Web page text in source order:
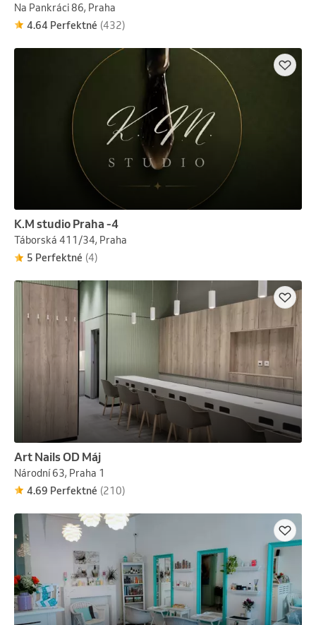
Na Pankráci 86, Praha
4.64 Perfektné (432)
K.M studio Praha -4
Táborská 411/34, Praha
5 Perfektné (4)
Art Nails OD Máj
Národní 63, Praha 1
4.69 Perfektné (210)